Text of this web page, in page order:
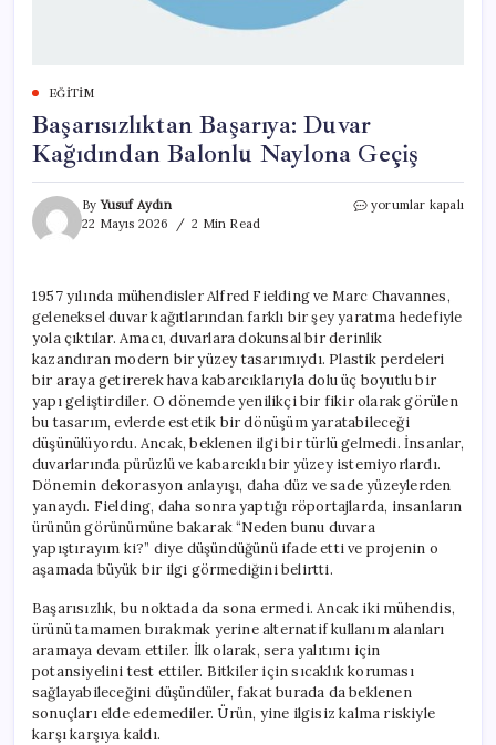
EĞITIM
Başarısızlıktan Başarıya: Duvar
Kağıdından Balonlu Naylona Geçiş
ByYusuf Aydın
22 Mayıs 2026
2 Min Read
Başarısızlıktan
Naylona
Geçiş
için
yorumlar kapalı
1957 yılında mühendisler Alfred Fielding ve Marc Chavannes,
geleneksel duvar kağıtlarından farklı bir şey yaratma hedefiyle
yola çıktılar. Amacı, duvarlara dokunsal bir derinlik
kazandıran modern bir yüzey tasarımıydı. Plastik perdeleri
bir araya getirerek hava kabarcıklarıyla dolu üç boyutlu bir
yapı geliştirdiler. O dönemde yenilikçi bir fikir olarak görülen
bu tasarım, evlerde estetik bir dönüşüm yaratabileceği
düşünülüyordu. Ancak, beklenen ilgi bir türlü gelmedi. İnsanlar,
duvarlarında pürüzlü ve kabarcıklı bir yüzey istemiyorlardı.
Dönemin dekorasyon anlayışı, daha düz ve sade yüzeylerden
yanaydı. Fielding, daha sonra yaptığı röportajlarda, insanların
ürünün görünümüne bakarak “Neden bunu duvara
yapıştırayım ki?” diye düşündüğünü ifade etti ve projenin o
aşamada büyük bir ilgi görmediğini belirtti.
Başarısızlık, bu noktada da sona ermedi. Ancak iki mühendis,
ürünü tamamen bırakmak yerine alternatif kullanım alanları
aramaya devam ettiler. İlk olarak, sera yalıtımı için
potansiyelini test ettiler. Bitkiler için sıcaklık koruması
sağlayabileceğini düşündüler, fakat burada da beklenen
sonuçları elde edemediler. Ürün, yine ilgisiz kalma riskiyle
karşı karşıya kaldı.